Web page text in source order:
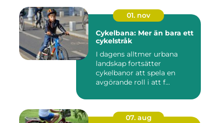
01. nov
Cykelbana: Mer än bara ett
cykelstråk
I dagens alltmer urbana
landskap fortsätter
cykelbanor att spela en
avgörande roll i att f...
07. aug